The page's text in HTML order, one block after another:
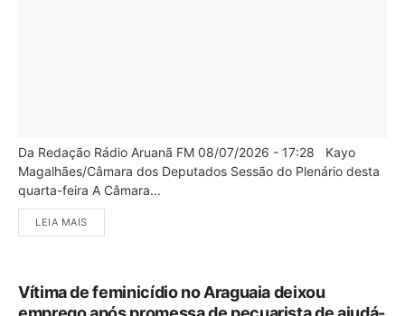
Da Redação Rádio Aruanã FM 08/07/2026 - 17:28 Kayo
Magalhães/Câmara dos Deputados Sessão do Plenário desta
quarta-feira A Câmara...
LEIA MAIS
Vítima de feminicídio no Araguaia deixou